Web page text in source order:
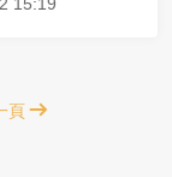
15:19
頁